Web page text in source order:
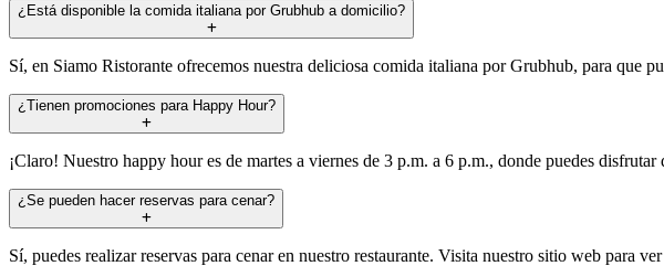
¿Está disponible la comida italiana por Grubhub a domicilio?
Sí, en Siamo Ristorante ofrecemos nuestra deliciosa comida italiana por Grubhub, para que
¿Tienen promociones para Happy Hour?
¡Claro! Nuestro happy hour es de martes a viernes de 3 p.m. a 6 p.m., donde puedes
¿Se pueden hacer reservas para cenar?
Sí, puedes realizar reservas para cenar en nuestro restaurante. Visita nuestro sitio web para